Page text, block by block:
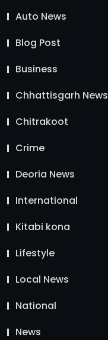
Auto News
Blog Post
Business
Chhattisgarh News
Chitrakoot
Crime
Deoria News
International
Kitabi kona
Lifestyle
Local News
National
News